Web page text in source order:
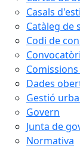
Casals
Catàleg de
Codi de
Dades
Gestió
Govern
Junta de
Normativa